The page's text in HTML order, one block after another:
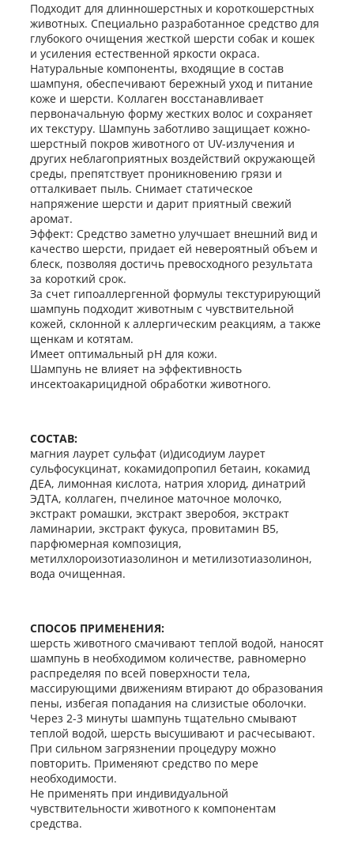
Подходит для длинношерстных и короткошерстных
животных. Специально разработанное средство для
глубокого очищения жесткой шерсти собак и кошек
и усиления естественной яркости окраса.
Натуральные компоненты, входящие в состав
шампуня, обеспечивают бережный уход и питание
коже и шерсти. Коллаген восстанавливает
первоначальную форму жестких волос и сохраняет
их текстуру. Шампунь заботливо защищает кожно-
шерстный покров животного от UV-излучения и
других неблагоприятных воздействий окружающей
среды, препятствует проникновению грязи и
отталкивает пыль. Снимает статическое
напряжение шерсти и дарит приятный свежий
аромат.
Эффект: Средство заметно улучшает внешний вид и
качество шерсти, придает ей невероятный объем и
блеск, позволяя достичь превосходного результата
за короткий срок.
За счет гипоаллергенной формулы текстурирующий
шампунь подходит животным с чувствительной
кожей, склонной к аллергическим реакциям, а также
щенкам и котятам.
Имеет оптимальный pH для кожи.
Шампунь не влияет на эффективность
инсектоакарицидной обработки животного.
СОСТАВ:
магния лаурет сульфат (и)дисодиум лаурет
сульфосукцинат, кокамидопропил бетаин, кокамид
ДЕА, лимонная кислота, натрия хлорид, динатрий
ЭДТА, коллаген, пчелиное маточное молочко,
экстракт ромашки, экстракт зверобоя, экстракт
ламинарии, экстракт фукуса, провитамин В5,
парфюмерная композиция,
метилхлороизотиазолинон и метилизотиазолинон,
вода очищенная.
СПОСОБ ПРИМЕНЕНИЯ:
шерсть животного смачивают теплой водой, наносят
шампунь в необходимом количестве, равномерно
распределяя по всей поверхности тела,
массирующими движениям втирают до образования
пены, избегая попадания на слизистые оболочки.
Через 2-3 минуты шампунь тщательно смывают
теплой водой, шерсть высушивают и расчесывают.
При сильном загрязнении процедуру можно
повторить. Применяют средство по мере
необходимости.
Не применять при индивидуальной
чувствительности животного к компонентам
средства.